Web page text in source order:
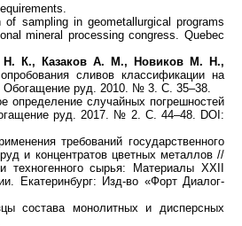
of sampling in geometallurgical programs
mineral processing congress. Quebec
К., Казаков А. М., Новиков М. Н.,
сливов классификации на
руд. 2010. № 3. С. 35–38.
определение случайных погрешностей
руд. 2017. № 2. С. 44–48. DOI:
требований государственного
и концентратов цветных металлов //
техногенного сырья: Материалы XXII
Екатеринбург: Изд-во «Форт Диалог-
состава монолитных и дисперсных